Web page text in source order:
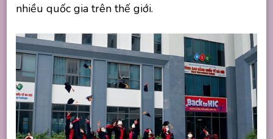
nhiều quốc gia trên thế giới.